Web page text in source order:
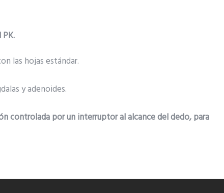
las hojas estándar.
y adenoides.
controlada por un interruptor al alcance del dedo, para